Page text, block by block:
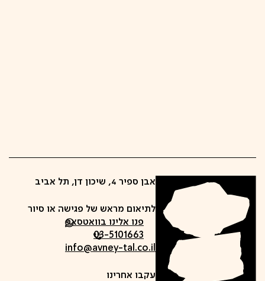
אבן ספיר 4, שיכון דן, תל אביב
לתיאום מראש של פגישה או סיור
פנו אלינו בוואטסאפ
03-5101663
info@avney-tal.co.il
עקבו אחרינו